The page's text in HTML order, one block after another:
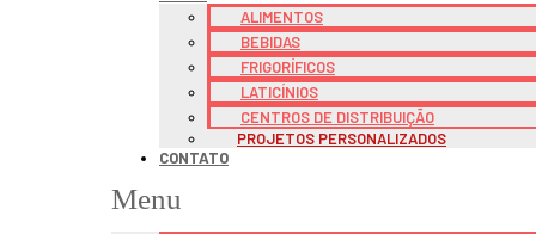
ALIMENTOS
BEBIDAS
FRIGORÍFICOS
LATICÍNIOS
CENTROS DE DISTRIBUIÇÃO
PROJETOS PERSONALIZADOS
CONTATO
Menu